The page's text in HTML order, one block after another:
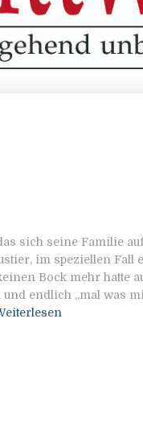
sich seine Familie
im speziellen Fall
Bock mehr hatte
endlich „mal was